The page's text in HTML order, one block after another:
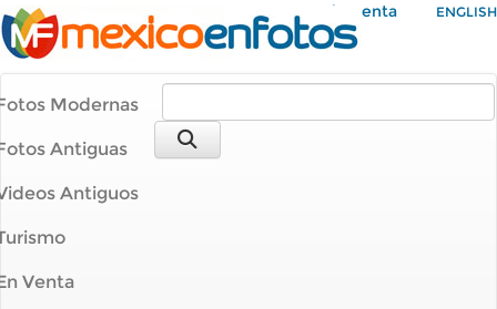
Mi Cuenta ENGLISH
Modernas
Antiguas
Antiguos
Venta